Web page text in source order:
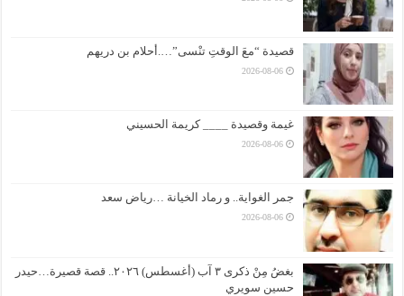
قصيدة “معَ الوقتِ تنْسى”….أحلام بن دريهم
2026-08-06
غيمة وقصيدة ____ كريمة الحسيني
2026-08-06
جمر الغواية.. و رماد الخيانة …رياض سعد
2026-08-06
بغضُ مِنْ ذكرى ٣ آب (أغسطس) ٢٠٢٦.. قصة قصيرة…حيدر
حسين سويري